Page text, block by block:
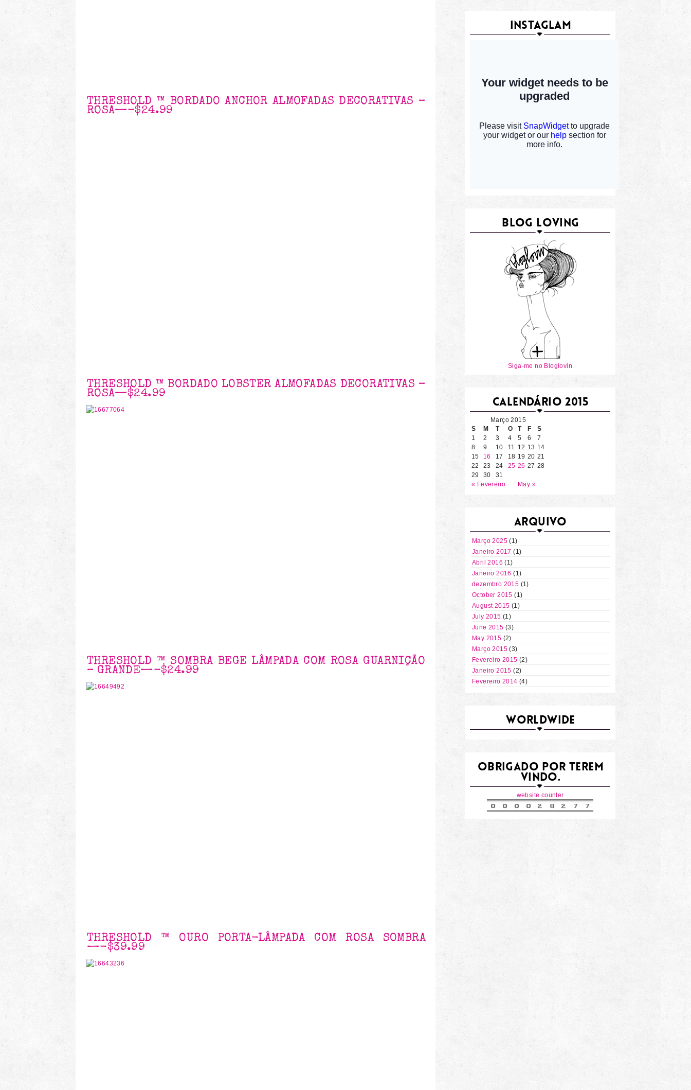
INSTAGLAM
BLOG LOVING
Siga-me no Bloglovin
CALENDÁRIO 2015
Março 2015
S
M T O T F S
« Fevereiro May »
1 2 3 4 5 6
7
8
9 10 11 12 13 14
15
16 17 18 19 20 21
22
23 24 25 26 27 28
29
30 31
ARQUIVO
Março 2025 (1)
Janeiro 2017 (1)
Abril 2016 (1)
Janeiro 2016 (1)
dezembro 2015 (1)
October 2015 (1)
August 2015 (1)
July 2015 (1)
June 2015 (3)
May 2015 (2)
Março 2015 (3)
Fevereiro 2015 (2)
Janeiro 2015 (2)
Fevereiro 2014 (4)
WORLDWIDE
OBRIGADO POR TEREM
VINDO.
website counter
THRESHOLD ™ BORDADO ANCHOR ALMOFADAS DECORATIVAS –
ROSA—-$24.99
THRESHOLD ™ BORDADO LOBSTER ALMOFADAS DECORATIVAS –
ROSA—$24.99
THRESHOLD ™ SOMBRA BEGE LÂMPADA COM ROSA GUARNIÇÃO
– GRANDE—-$24.99
THRESHOLD ™ OURO PORTA-LÂMPADA COM ROSA SOMBRA
—-$39.99